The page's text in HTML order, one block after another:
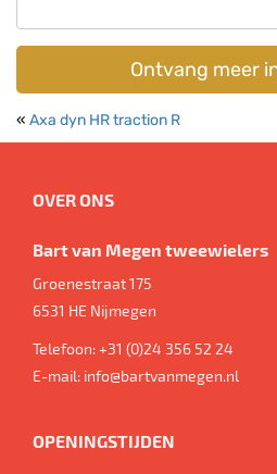
Ontvang meer
« Axa dyn HR traction R
OVER ONS
Bart van Megen tweewielers
Groenestraat 175
6531 HE Nijmegen
Telefoon:+31 (0)24 356 52 24
E-mail: info@bartvanmegen.nl
OPENINGSTIJDEN